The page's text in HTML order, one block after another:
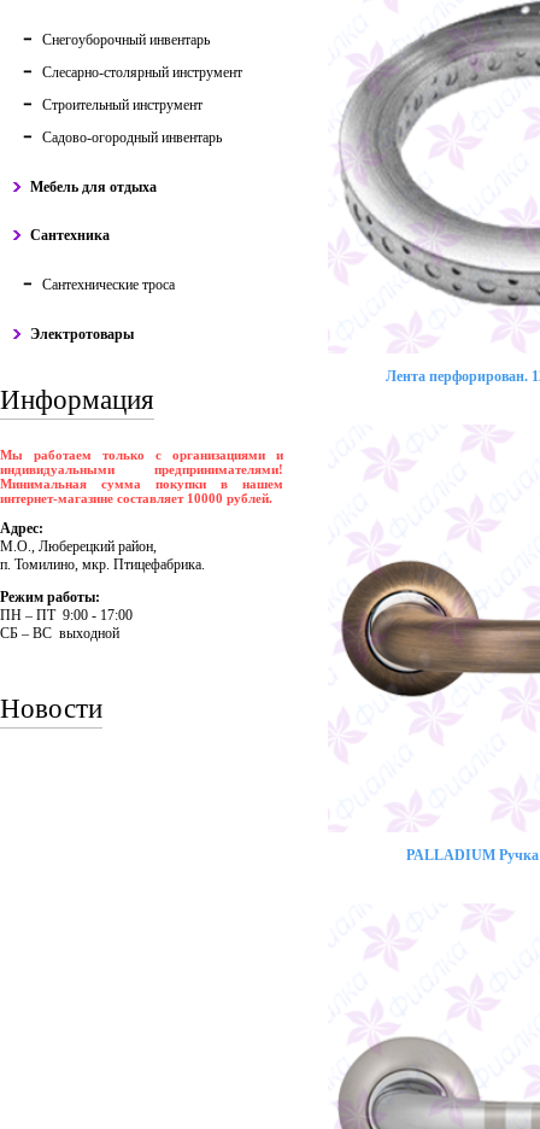
Снегоуборочный инвентарь
Слесарно-столярный инструмент
Строительный инструмент
Садово-огородный инвентарь
Мебель для отдыха
Сантехника
Сантехнические троса
Электротовары
Информация
Мы работаем только с организациями и
индивидуальными предпринимателями!
Минимальная сумма покупки в нашем
интернет-магазине составляет 10000 рублей.
Адрес:
М.О., Люберецкий район,
п. Томилино, мкр. Птицефабрика.
Режим работы:
ПH – ПT 9:00 - 17:00
CБ – BC выходной
Новости
Лента перфорирован.
PALLADIUM Ручка